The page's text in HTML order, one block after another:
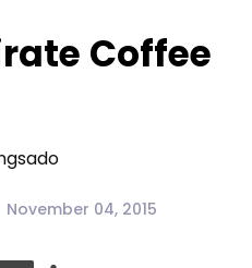
Coffee
November 04, 2015